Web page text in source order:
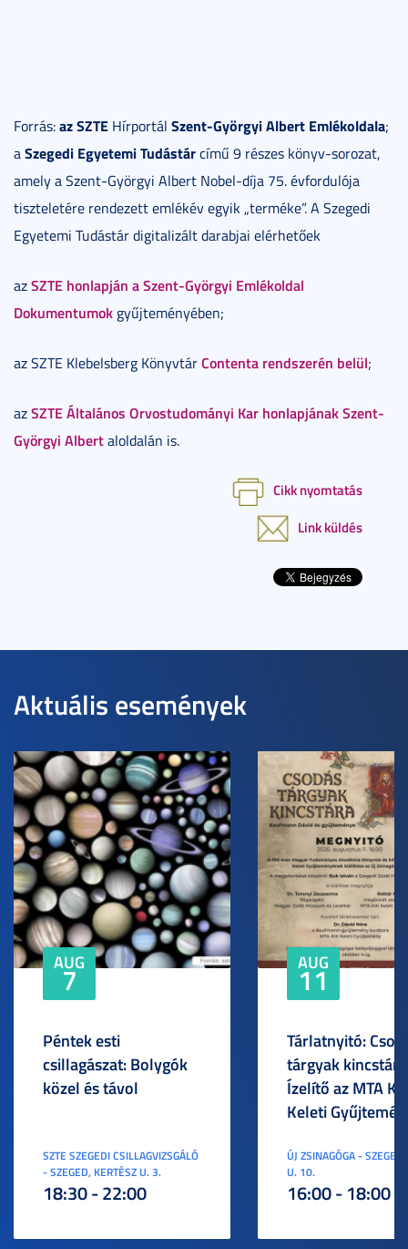
Forrás:az SZTE Hírportál Szent-Györgyi Albert Emlékoldala;
aSzegedi Egyetemi Tudástárcímű 9 részes könyv-sorozat,
amely a Szent-Györgyi Albert Nobel-díja 75. évfordulója
tiszteletére rendezett emlékév egyik „terméke”. A Szegedi
Egyetemi Tudástár digitalizált darabjai elérhetőek
azSZTE honlapján a Szent-Györgyi Emlékoldal
Dokumentumok gyűjteményében;
az SZTE Klebelsberg KönyvtárContenta rendszerén belül;
azSZTE Általános Orvostudományi Kar honlapjának Szent-
Györgyi Albertaloldalán is.
Cikk nyomtatás
Link küldés
Aktuális események
AUG
7
Péntek esti
csillagászat: Bolygók
közel és távol
SZTE SZEGEDI CSILLAGVIZSGÁLÓ
- SZEGED, KERTÉSZ U. 3.
18:30 - 22:00
AUG
11
Tárlatnyitó:
tárgyak
Ízelítő az MTA
Keleti
ÚJ ZSINAGÓGA -
U. 10.
16:00 - 18:00